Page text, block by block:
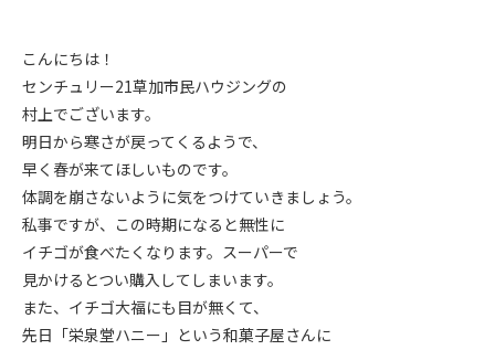
こんにちは！
センチュリー21草加市民ハウジングの
村上でございます。
明日から寒さが戻ってくるようで、
早く春が来てほしいものです。
体調を崩さないように気をつけていきましょう。
私事ですが、この時期になると無性に
イチゴが食べたくなります。スーパーで
見かけるとつい購入してしまいます。
また、イチゴ大福にも目が無くて、
先日「栄泉堂ハニー」という和菓子屋さんに